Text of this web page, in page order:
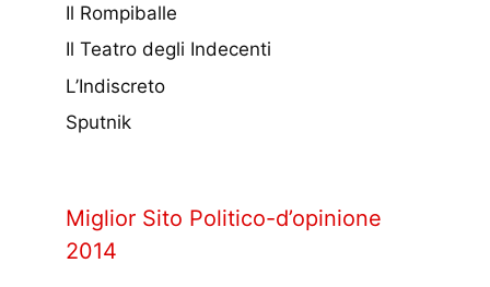
Il Rompiballe
Il Teatro degli Indecenti
L’Indiscreto
Sputnik
Miglior Sito Politico-d’opinione
2014